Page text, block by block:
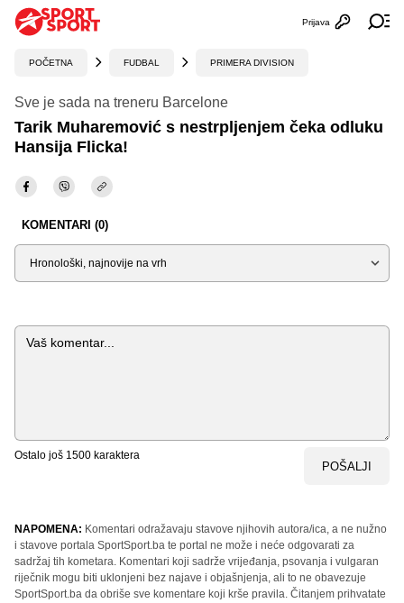
Otvori
Prijava
POČETNA FUDBAL PRIMERA DIVISION
Sve je sada na treneru Barcelone
Tarik Muharemović s nestrpljenjem čeka odluku
Hansija Flicka!
KOMENTARI (0)
Sortiraj
Komentar
Ostalo još 1500 karaktera
POŠALJI
NAPOMENA: Komentari odražavaju stavove njihovih autora/ica, a ne nužno
i stavove portala SportSport.ba te portal ne može i neće odgovarati za
sadržaj tih kometara. Komentari koji sadrže vrijeđanja, psovanja i vulgaran
riječnik mogu biti uklonjeni bez najave i objašnjenja, ali to ne obavezuje
SportSport.ba da obriše sve komentare koji krše pravila. Čitanjem prihvatate